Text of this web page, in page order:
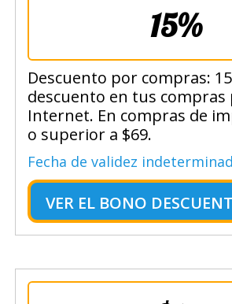
15%
Descuento por compras:
descuento en tus compras
Internet. En compras de
o superior a $69.
Fecha de validez
VER EL BONO